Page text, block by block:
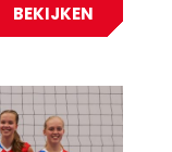
BEKIJKEN